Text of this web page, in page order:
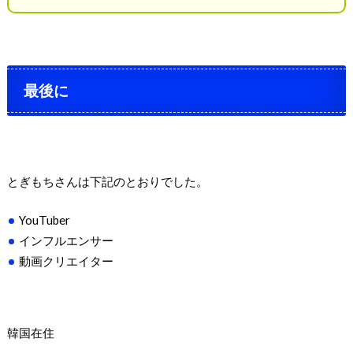
最後に
とぎもちさんは下記のとおりでした。
YouTuber
インフルエンサー
動画クリエイター
韓国在住